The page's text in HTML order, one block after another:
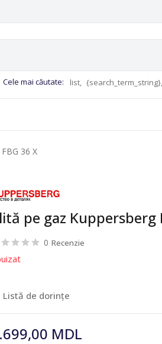
Cele mai căutate: list, {search_term_string},
36 X
pe gaz Kuppersberg
0 Recenzie
Listă de dorințe
MDL